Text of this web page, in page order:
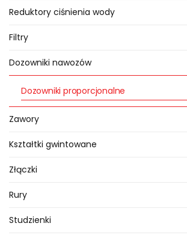
Reduktory ciśnienia wody
Filtry
Dozowniki nawozów
Dozowniki proporcjonalne
Zawory
Kształtki gwintowane
Złączki
Rury
Studzienki